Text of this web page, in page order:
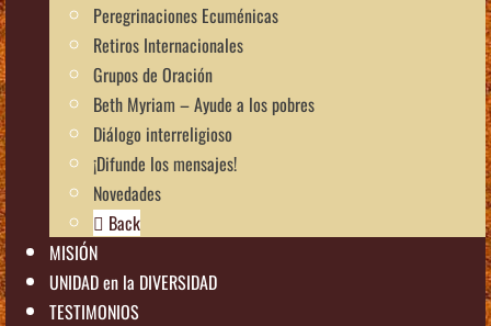
Peregrinaciones Ecuménicas
Retiros Internacionales
Grupos de Oración
Beth Myriam – Ayude a los pobres
Diálogo interreligioso
¡Difunde los mensajes!
Novedades
Back
MISIÓN
UNIDAD en la DIVERSIDAD
TESTIMONIOS